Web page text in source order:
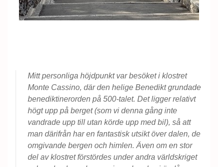
Mitt personliga höjdpunkt var besöket i klostret
Monte Cassino, där den helige Benedikt grundade
benediktinerorden på 500-talet. Det ligger relativt
högt upp på berget (som vi denna gång inte
vandrade upp till utan körde upp med bil), så att
man därifrån har en fantastisk utsikt över dalen, de
omgivande bergen och himlen. Även om en stor
del av klostret förstördes under andra världskriget